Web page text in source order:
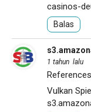
casinos-
Balas
1 tahun lalu
Vulkan